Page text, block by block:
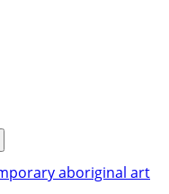
aboriginal art